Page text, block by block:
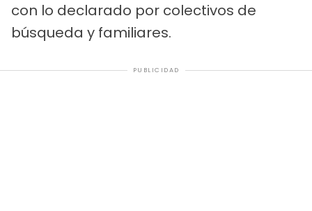
con lo declarado por colectivos de
búsqueda y familiares.
PUBLICIDAD